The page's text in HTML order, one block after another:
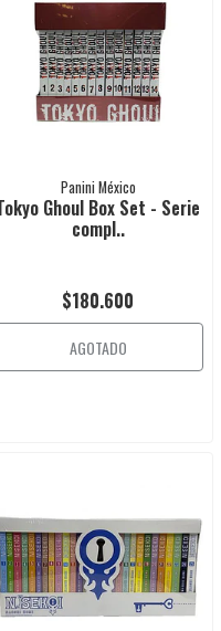
Panini México
Ghoul Box Set - Serie
compl..
$180.600
AGOTADO